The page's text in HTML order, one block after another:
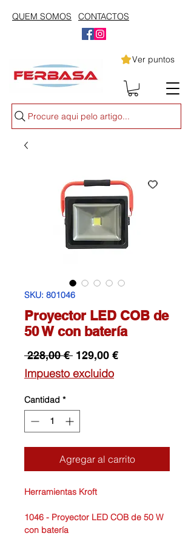
QUEM SOMOS CONTACTOS
Ver puntos
Procure aqui pelo artigo...
SKU: 801046
Proyector LED COB de
50 W con batería
228,00 € Precio
129,00 €Precio
Impuesto excluido
Cantidad *
Agregar al carrito
Herramientas Kroft
1046 - Proyector LED COB de 50 W
con batería